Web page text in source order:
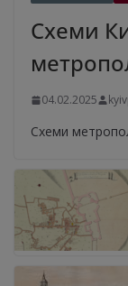
Схеми
04.02.2025
Схеми